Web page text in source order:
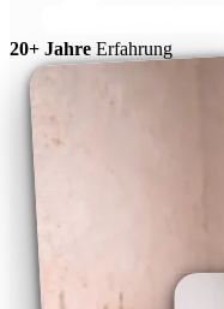
20+ Jahre Erfahrung